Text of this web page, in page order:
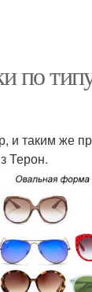
по
и таким же
Терон.